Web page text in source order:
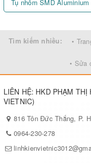
Tụ nhôm SMD Aluminium
Tìm kiếm nhiều: •
• Sửa
LIÊN HỆ: HKD PHẠM
VIETNIC)
816 Tôn Đức Thắng, P.
0964-230-278